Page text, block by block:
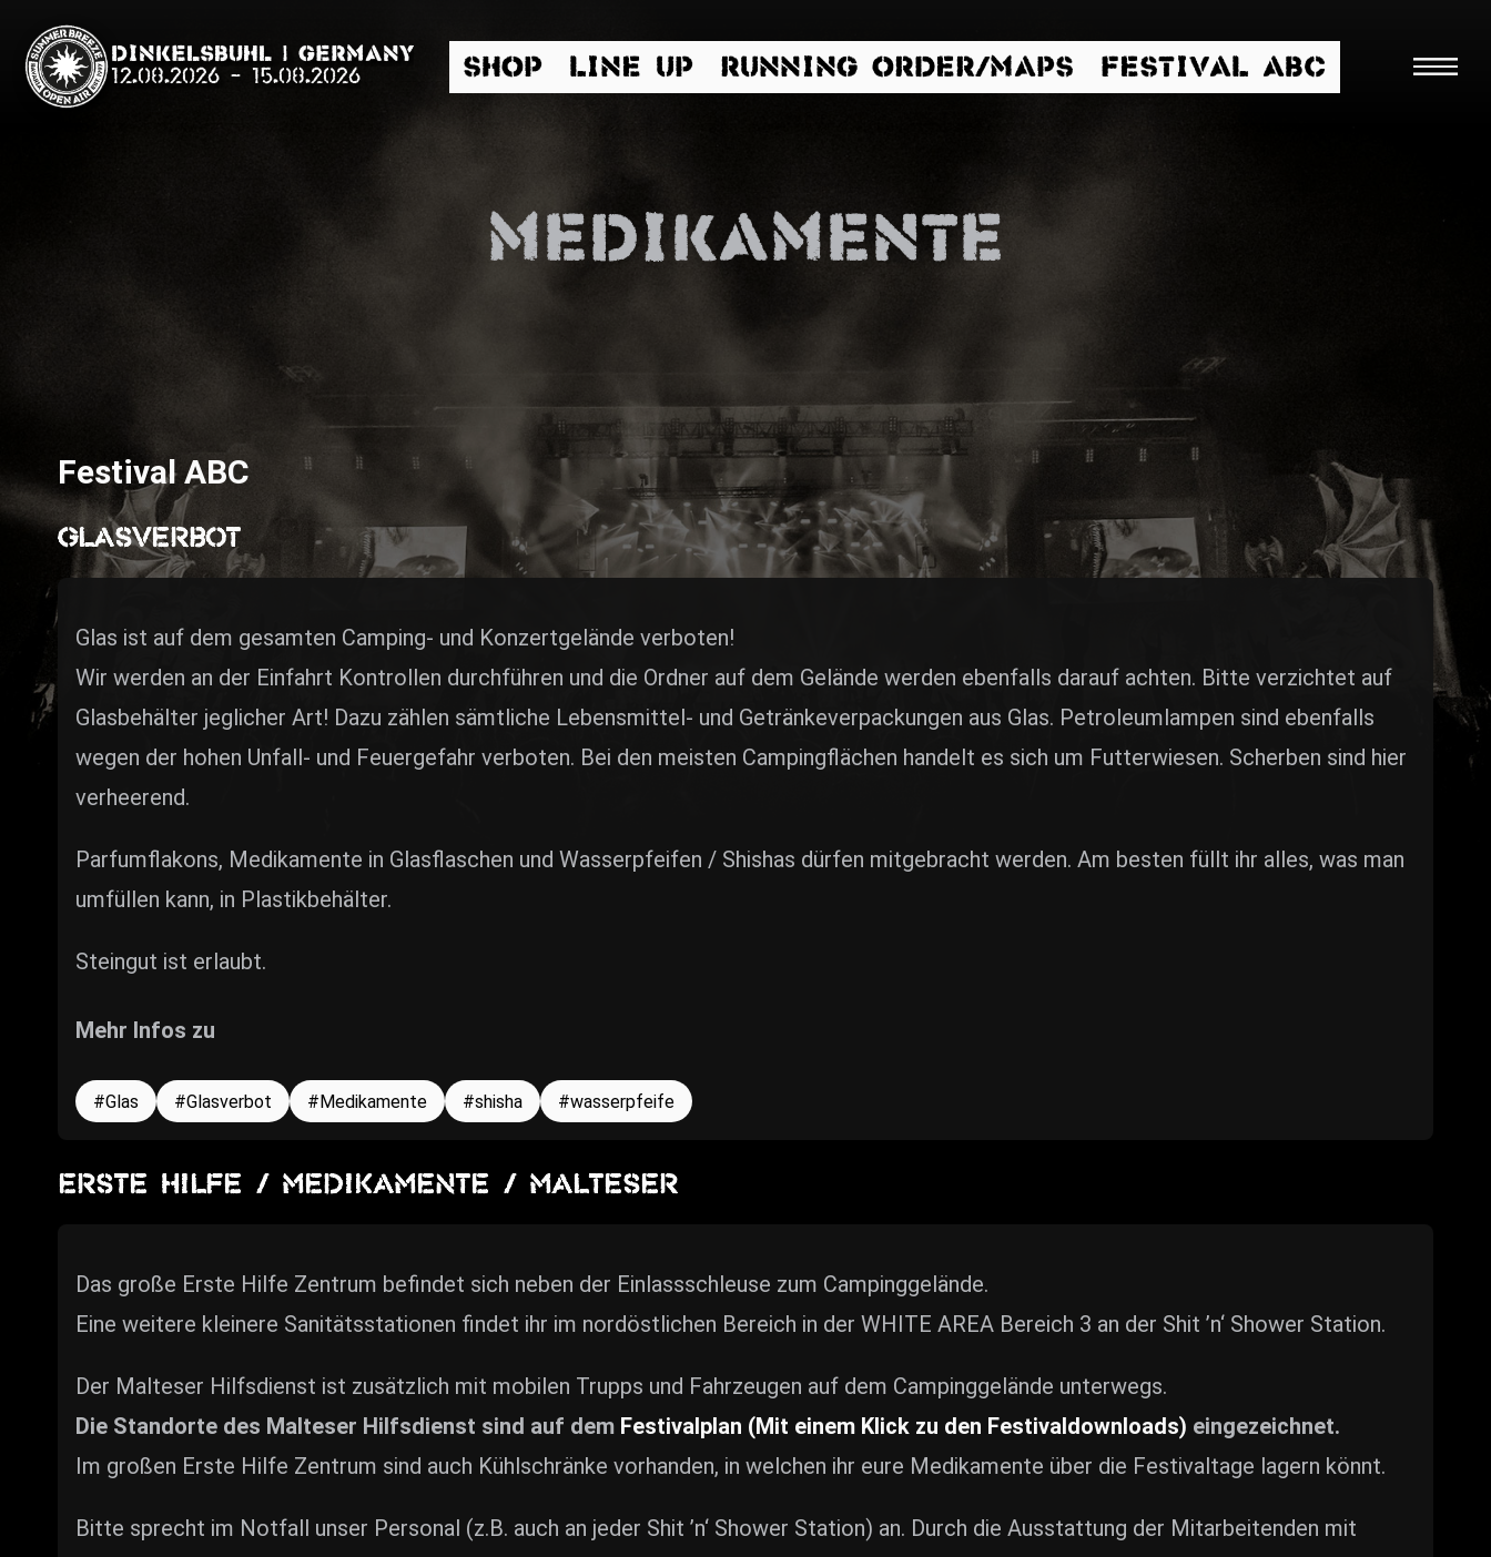
Dinkelsbühl | Germany
12.08.2026 - 15.08.2026 SHOP LINE UP RUNNING ORDER/MAPS FESTIVAL ABC
Media
ZUM SHOP
Kontakt
BARRIEREFREIHEIT ONLINE
Rückblicke
Galerien
Medikamente
Festival ABC
GLASVERBOT
Glas ist auf dem gesamten Camping- und Konzertgelände verboten!
Wir werden an der Einfahrt Kontrollen durchführen und die Ordner auf dem Gelände werden ebenfalls darauf achten. Bitte verzichtet auf
Glasbehälter jeglicher Art! Dazu zählen sämtliche Lebensmittel- und Getränkeverpackungen aus Glas. Petroleumlampen sind ebenfalls
wegen der hohen Unfall- und Feuergefahr verboten. Bei den meisten Campingflächen handelt es sich um Futterwiesen. Scherben sind hier
verheerend.
Parfumflakons, Medikamente in Glasflaschen und Wasserpfeifen / Shishas dürfen mitgebracht werden. Am besten füllt ihr alles, was man
umfüllen kann, in Plastikbehälter.
Steingut ist erlaubt.
Mehr Infos zu
Glas Glasverbot Medikamente shisha wasserpfeife
ERSTE HILFE / MEDIKAMENTE / MALTESER
Das große Erste Hilfe Zentrum befindet sich neben der Einlassschleuse zum Campinggelände.
Eine weitere kleinere Sanitätsstationen findet ihr im nordöstlichen Bereich in der WHITE AREA Bereich 3 an der Shit ’n‘ Shower Station.
Der Malteser Hilfsdienst ist zusätzlich mit mobilen Trupps und Fahrzeugen auf dem Campinggelände unterwegs.
Die Standorte des Malteser Hilfsdienst sind auf dem Festivalplan (Mit einem Klick zu den Festivaldownloads) eingezeichnet.
Im großen Erste Hilfe Zentrum sind auch Kühlschränke vorhanden, in welchen ihr eure Medikamente über die Festivaltage lagern könnt.
Bitte sprecht im Notfall unser Personal (z.B. auch an jeder Shit ’n‘ Shower Station) an. Durch die Ausstattung der Mitarbeitenden mit